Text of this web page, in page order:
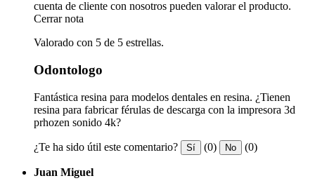
cuenta de cliente con nosotros pueden valorar el producto.
Cerrar nota
Valorado con 5 de 5 estrellas.
Odontologo
Fantástica resina para modelos dentales en resina. ¿Tienen
resina para fabricar férulas de descarga con la impresora 3d
prhozen sonido 4k?
¿Te ha sido útil este comentario? Sí (0) No (0)
Juan Miguel